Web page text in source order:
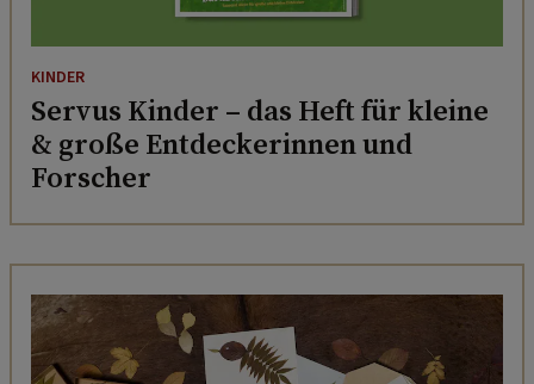
KINDER
Servus Kinder – das Heft für kleine
& große Entdeckerinnen und
Forscher